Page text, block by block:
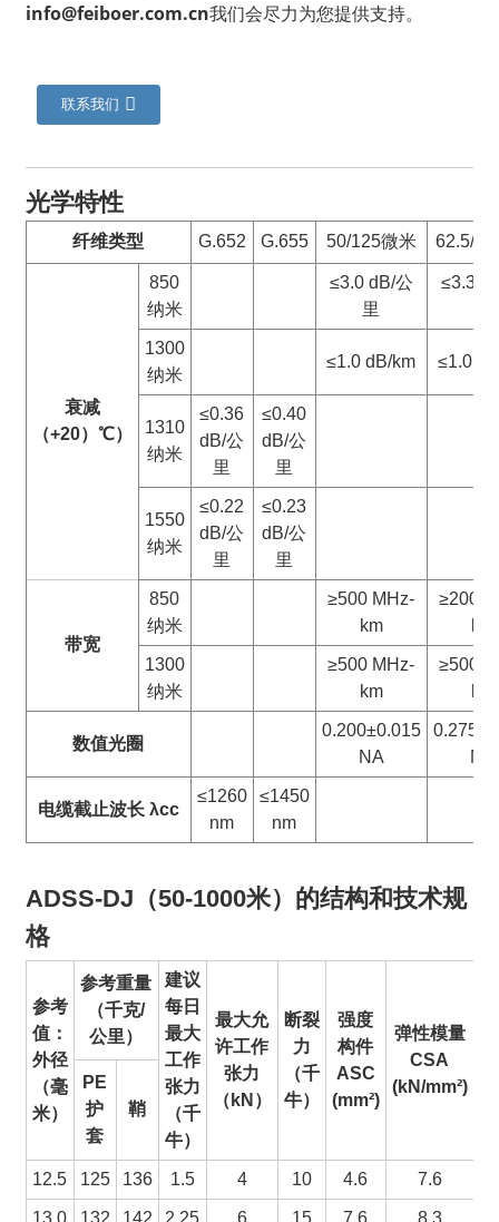
info@feiboer.com.cn我们会尽力为您提供支持。
联系我们
光学特性
纤维类型 G.652 G.655 50/125微米 62.5/
衰减
（+20） ℃）
850
纳米
≤3.0 dB/公
里
≤3.3
1300
纳米
≤1.0 dB/km ≤1.0
1310
纳米
≤0.36
dB/公
里
≤0.40
dB/公
里
1550
纳米
≤0.22
dB/公
里
≤0.23
dB/公
里
带宽
850
纳米
≥500 MHz-
km
≥200
1300
纳米
≥500 MHz-
km
≥500
数值光圈
0.200±0.015
NA
NA
电缆截止波长 λcc
≤1260
nm
≤1450
nm
ADSS-DJ（50-1000米）的结构和技术规
格
参考
值：
外径
（毫
米）
参考重量
（千克/
公里）
建议
每日
最大
工作
张力
（千
牛）
最大允
许工作
张力
（kN）
断裂
力
（千
牛）
强度
构件
ASC
(mm²)
弹性模量
CSA
(kN/mm²)
PE
护
套
鞘
12.5 125 136 1.5 4 10 4.6 7.6
13.0 132 142 2.25 6 15 7.6 8.3